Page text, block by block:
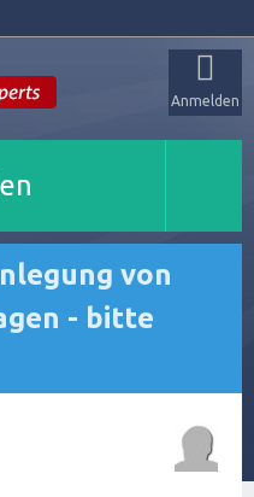
Anmelden
von
- bitte